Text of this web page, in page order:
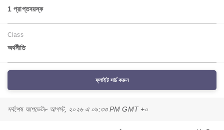
1 প্রাপ্তবয়স্ক
Class
অর্থনীতি
ফ্লাইট সার্চ করুন
সর্বশেষ আপডেট৮ আগস্ট, ২০২৬ এ ০৯:৩৩ PM GMT +০